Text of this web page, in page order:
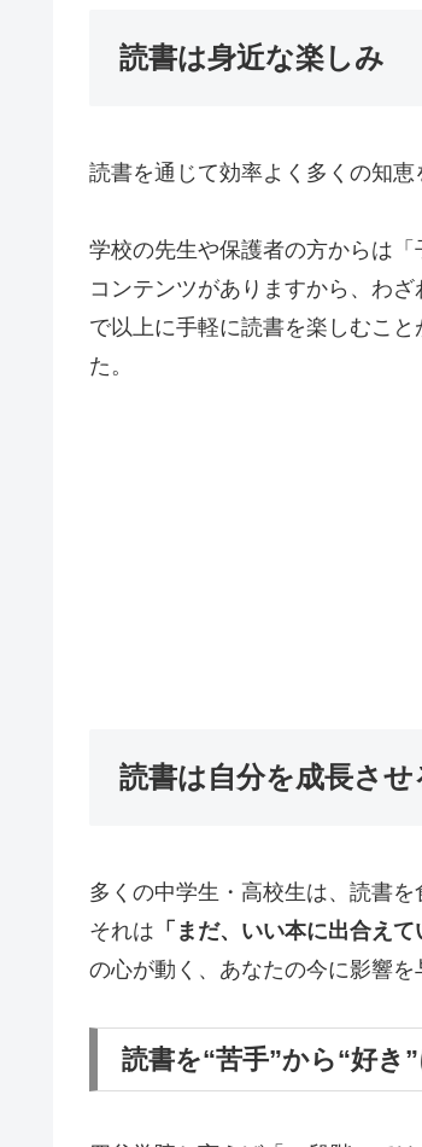
読書は身近な楽しみ
読書を通じて効率よく多くの知
学校の先生や保護者の方からは
コンテンツがありますから、わ
で以上に手軽に読書を楽しむこ
た。
読書は自分を成長さ
多くの中学生・高校生は、読書
それは 「まだ、いい本に出合えて
の心が動く、あなたの今に影響
読書を“苦手”から“好き